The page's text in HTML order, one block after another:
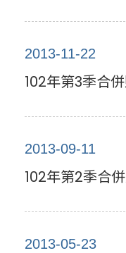
2013-11-22
102年第3季合
2013-09-11
102年第2季合
2013-05-23